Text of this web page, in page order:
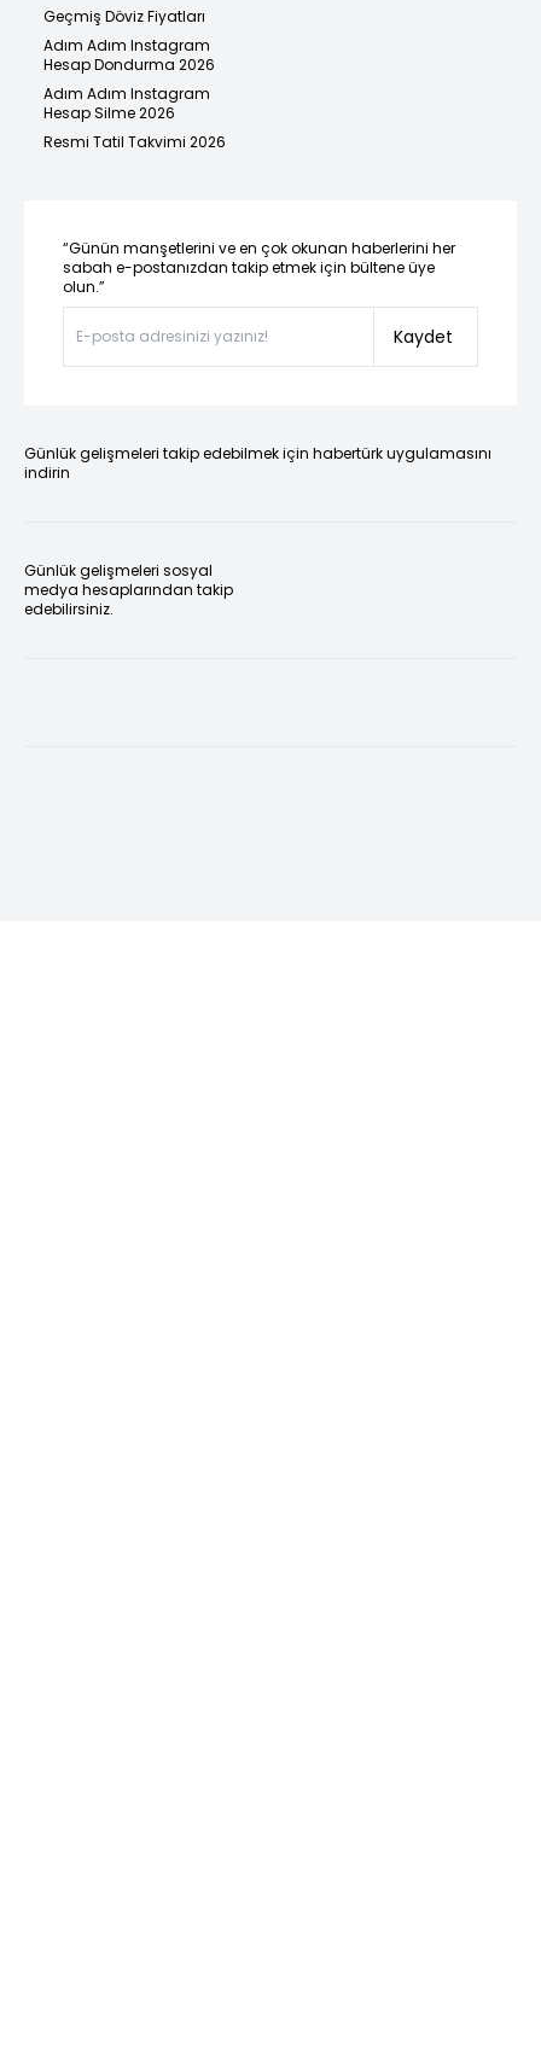
Geçmiş Döviz Fiyatları
Adım Adım Instagram
Hesap Dondurma 2026
Adım Adım Instagram
Hesap Silme 2026
Resmi Tatil Takvimi 2026
“Günün manşetlerini ve en çok okunan haberlerini her
sabah e-postanızdan takip etmek için bültene üye
olun.”
Kaydet
Günlük gelişmeleri takip edebilmek için habertürk uygulamasını
indirin
Günlük gelişmeleri sosyal
medya hesaplarından takip
edebilirsiniz.